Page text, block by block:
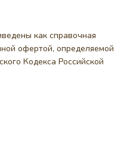
как справочная
офертой, определяемой
Кодекса Российской